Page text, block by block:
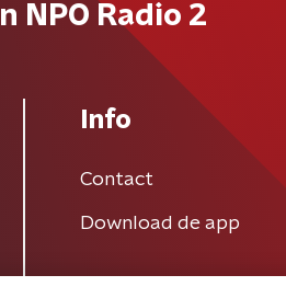
NPO Radio 2
Info
Contact
Download de app